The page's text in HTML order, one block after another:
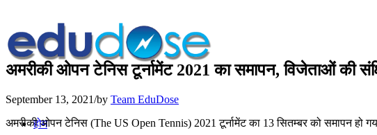
होम
अमरीकी ओपन टेनिस टूर्नामेंट 2021 का समापन, विजेताओं की
September 13, 2021/by Team EduDose
अमरीकी ओपन टेनिस (The US Open Tennis) 2021 टूर्नामेंट का 13 सितम्बर को समापन हो